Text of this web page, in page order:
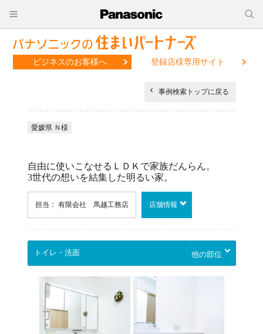
ビジネスのお客様へ 登録店様専用サイト
事例検索トップに戻る
愛媛県 Ｎ様
自由に使いこなせるＬＤＫで家族だんらん。
3世代の想いを結集した明るい家。
担当： 有限会社 馬越工務店 店舗情報
他の部位